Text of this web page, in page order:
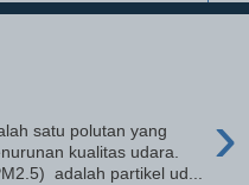
›
satu polutan yang
kualitas udara.
adalah partikel ud...